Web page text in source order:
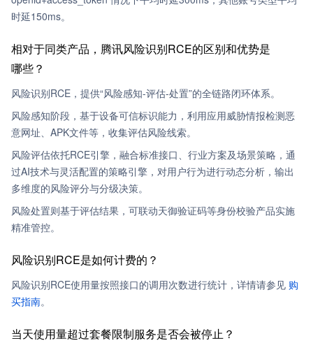
时延150ms。
相对于同类产品，腾讯风险识别RCE的区别和优势是
哪些？
风险识别RCE，提供“风险感知-评估-处置”的全链路闭环体系。
风险感知阶段，基于设备可信标识能力，利用应用威胁情报检测恶
意网址、APK文件等，收集评估风险线索。​
风险评估依托RCE引擎，融合标准接口、行业方案及场景策略，通
过AI技术与灵活配置的策略引擎，对用户行为进行动态分析，输出
多维度的风险评分与分级决策。​
风险处置则基于评估结果，可联动天御验证码等身份校验产品实施
精准管控。
风险识别RCE是如何计费的？
风险识别RCE使用量按照接口的调用次数进行统计，详情请参见 购
买指南。
当天使用量超过套餐限制服务是否会被停止？